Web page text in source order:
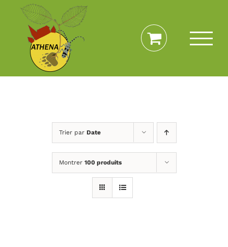
Passer
contenu
Trier par Date
Montrer 100 produits